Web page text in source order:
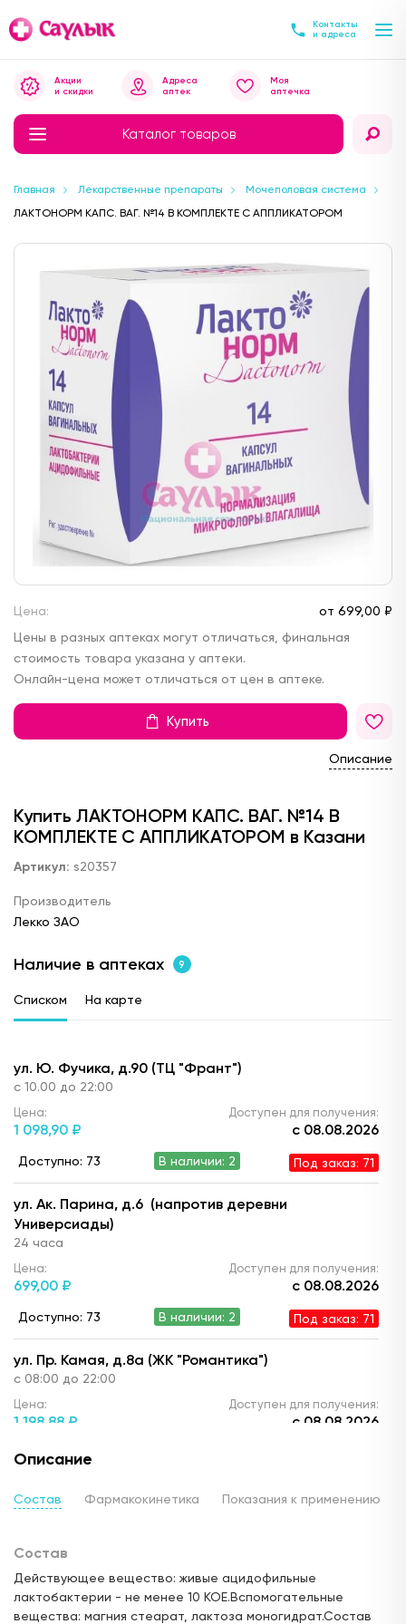
Контакты
и адреса
Каталог товаров
Акции
и скидки
Адреса
аптек
Моя
аптечка
Главная Лекарственные препараты
Мочеполовая система
ЛАКТОНОРМ КАПС. ВАГ. №14 В КОМПЛЕКТЕ С АППЛИКАТОРОМ
Цена: от 699,00 ₽
Цены в разных аптеках могут отличаться, финальная
стоимость товара указана у аптеки.
Онлайн-цена может отличаться от цен в аптеке.
Купить
Описание
Купить ЛАКТОНОРМ КАПС. ВАГ. №14 В
КОМПЛЕКТЕ С АППЛИКАТОРОМ в Казани
Артикул: s20357
Производитель
Лекко ЗАО
Наличие в аптеках 9
Списком На карте
ул. Ю. Фучика, д.90 (ТЦ "Франт")
с 10.00 до 22:00
Цена:
1 098,90 ₽
Доступен для получения:
с 08.08.2026
Доступно: 73 В наличии: 2 Под заказ: 71
ул. Ак. Парина, д.6 (напротив деревни
Универсиады)
24 часа
Цена:
699,00 ₽
Доступен для получения:
с 08.08.2026
Доступно: 73 В наличии: 2 Под заказ: 71
ул. Пр. Камая, д.8а (ЖК "Романтика")
с 08:00 до 22:00
Цена:
1 198, 88 ₽
Доступен для получения:
с 08.08.2026
Доступно: 72
ул. Рахлина д. 5 (ЖК "Светлая долина")
1 184,11 ₽
Доступно: 72
Описание
Состав Фармакокинетика Показания к применению
Состав
Действующее вещество: живые ацидофильные
лактобактерии - не менее 10 КОЕ.Вспомогательные
вещества: магния стеарат, лактоза моногидрат.Состав